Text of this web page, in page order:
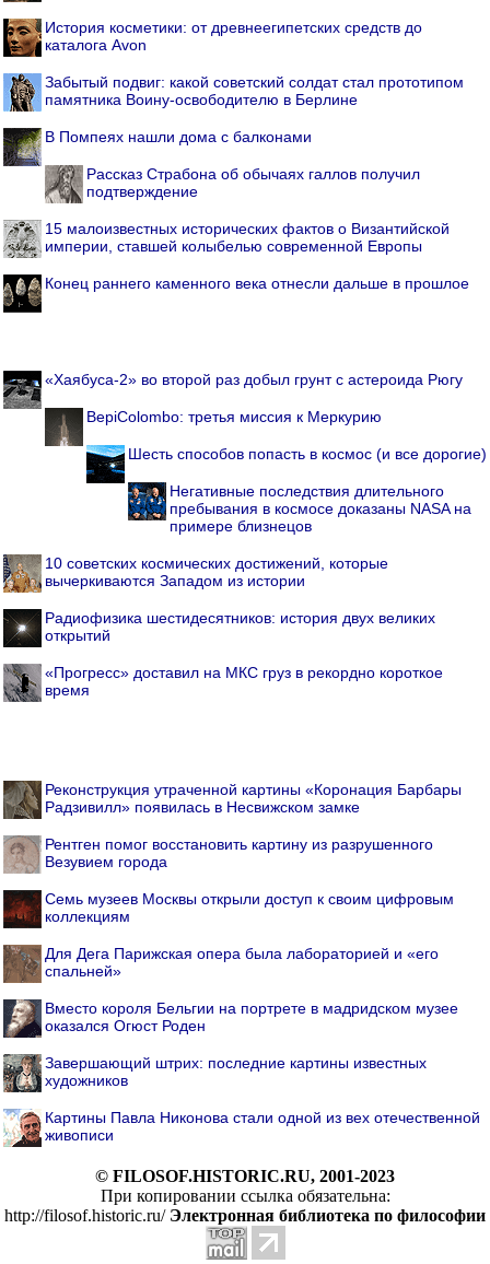
История косметики: от древнеегипетских средств до
каталога Avon
Забытый подвиг: какой советский солдат стал прототипом
памятника Воину-освободителю в Берлине
В Помпеях нашли дома с балконами
Рассказ Страбона об обычаях галлов получил
подтверждение
15 малоизвестных исторических фактов о Византийской
империи, ставшей колыбелью современной Европы
Конец раннего каменного века отнесли дальше в прошлое
«Хаябуса-2» во второй раз добыл грунт с астероида Рюгу
BepiColombo: третья миссия к Меркурию
Шесть способов попасть в космос (и все дорогие)
Негативные последствия длительного
пребывания в космосе доказаны NASA на
примере близнецов
10 советских космических достижений, которые
вычеркиваются Западом из истории
Радиофизика шестидесятников: история двух великих
открытий
«Прогресс» доставил на МКС груз в рекордно короткое
время
Реконструкция утраченной картины «Коронация Барбары
Радзивилл» появилась в Несвижском замке
Рентген помог восстановить картину из разрушенного
Везувием города
Семь музеев Москвы открыли доступ к своим цифровым
коллекциям
Для Дега Парижская опера была лабораторией и «его
спальней»
Вместо короля Бельгии на портрете в мадридском музее
оказался Огюст Роден
Завершающий штрих: последние картины известных
художников
Картины Павла Никонова стали одной из вех отечественной
живописи
© FILOSOF.HISTORIC.RU, 2001-2023
При копировании ссылка обязательна:
http://filosof.historic.ru/ Электронная библиотека по философии